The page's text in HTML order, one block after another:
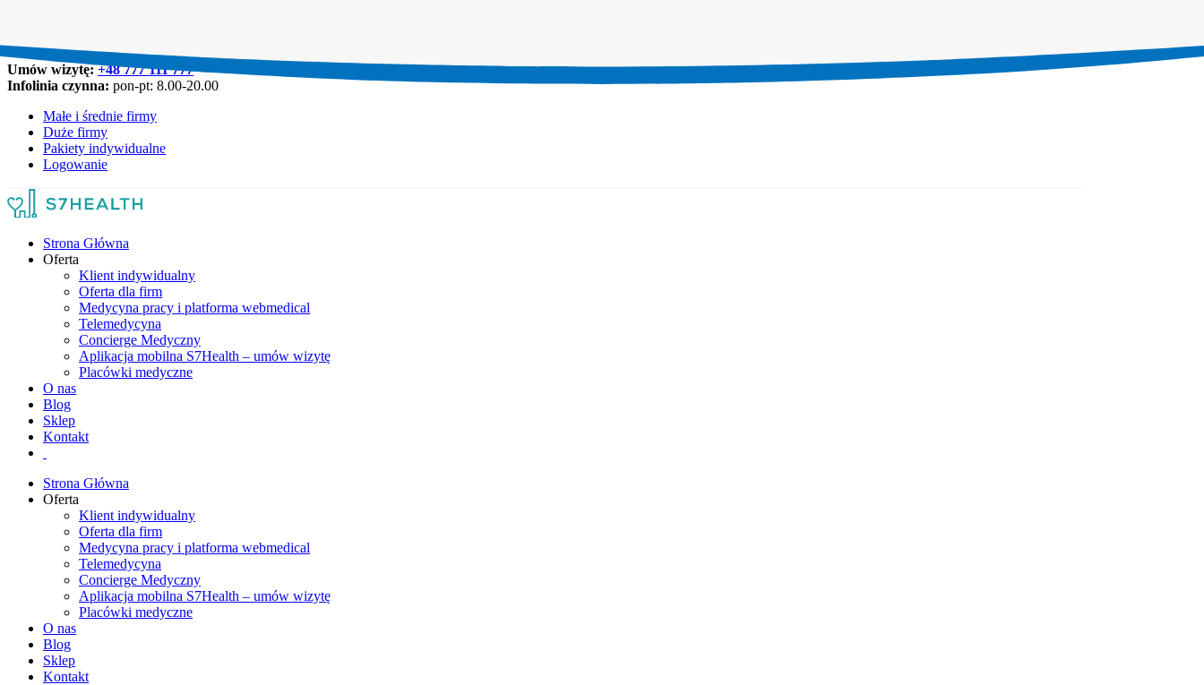
Umów wizytę:+48 777 111 777
Infolinia czynna: pon-pt: 8.00-20.00
Małe i średnie firmy
Duże firmy
Pakiety indywidualne
Logowanie
Strona Główna
Oferta
Klient indywidualny
Oferta dla firm
Medycyna pracy i platforma webmedical
Telemedycyna
Concierge Medyczny
Aplikacja mobilna S7Health – umów wizytę
Placówki medyczne
O nas
Blog
Sklep
Kontakt
Strona Główna
Oferta
Klient indywidualny
Oferta dla firm
Medycyna pracy i platforma webmedical
Telemedycyna
Concierge Medyczny
Aplikacja mobilna S7Health – umów wizytę
Placówki medyczne
O nas
Blog
Sklep
Kontakt